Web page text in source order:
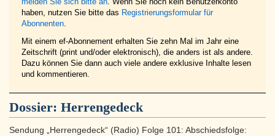
haben, nutzen Sie bitte das Registrierungsformular für
Abonnenten.
Mit einem ef-Abonnement erhalten Sie zehn Mal im Jahr eine
Zeitschrift (print und/oder elektronisch), die anders ist als andere.
Dazu können Sie dann auch viele andere exklusive Inhalte lesen
und kommentieren.
Dossier: Herrengedeck
Sendung „Herrengedeck“ (Radio) Folge 101: Abschiedsfolge: